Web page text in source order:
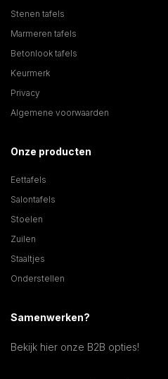
Stenen tafels
Marmeren tafels
Betonlook tafels
Keurmerk
Privacy
Algemene voorwaarden
Onze producten
Eettafels
Salontafels
Stoelen
Zuilen
Staaltjes
Onderstellen
Samenwerken?
Bekijk hier onze B2B opties!